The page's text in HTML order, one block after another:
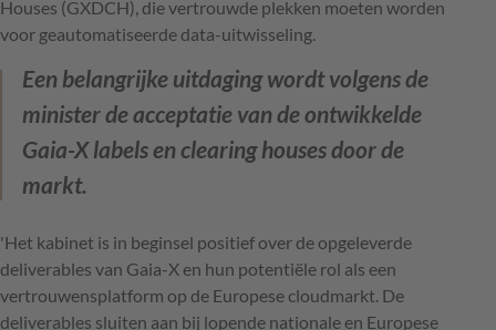
Houses (GXDCH), die vertrouwde plekken moeten worden
voor geautomatiseerde data-uitwisseling.
Een belangrijke uitdaging wordt volgens de
minister de acceptatie van de ontwikkelde
Gaia-X labels en clearing houses door de
markt.
'Het kabinet is in beginsel positief over de opgeleverde
deliverables van Gaia-X en hun potentiële rol als een
vertrouwensplatform op de Europese cloudmarkt. De
deliverables sluiten aan bij lopende nationale en Europese